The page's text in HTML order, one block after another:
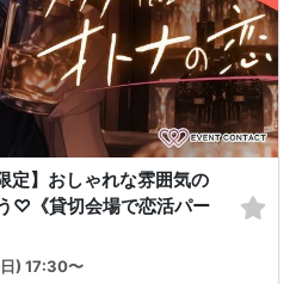
定】おしゃれな雰囲気の
♡《貸切会場で恋活パー
) 17:30〜